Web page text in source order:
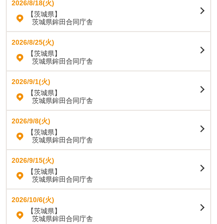
2026/8/18(火)
【茨城県】
茨城県鉾田合同庁舎
2026/8/25(火)
【茨城県】
茨城県鉾田合同庁舎
2026/9/1(火)
【茨城県】
茨城県鉾田合同庁舎
2026/9/8(火)
【茨城県】
茨城県鉾田合同庁舎
2026/9/15(火)
【茨城県】
茨城県鉾田合同庁舎
2026/10/6(火)
【茨城県】
茨城県鉾田合同庁舎